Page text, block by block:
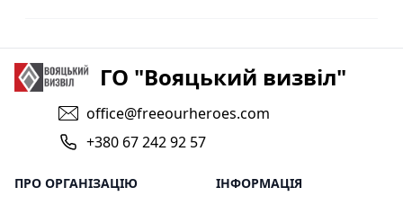
ГО "Вояцький визвіл"
office@freeourheroes.com
+380 67 242 92 57
ПРО ОРГАНІЗАЦІЮ ІНФОРМАЦІЯ